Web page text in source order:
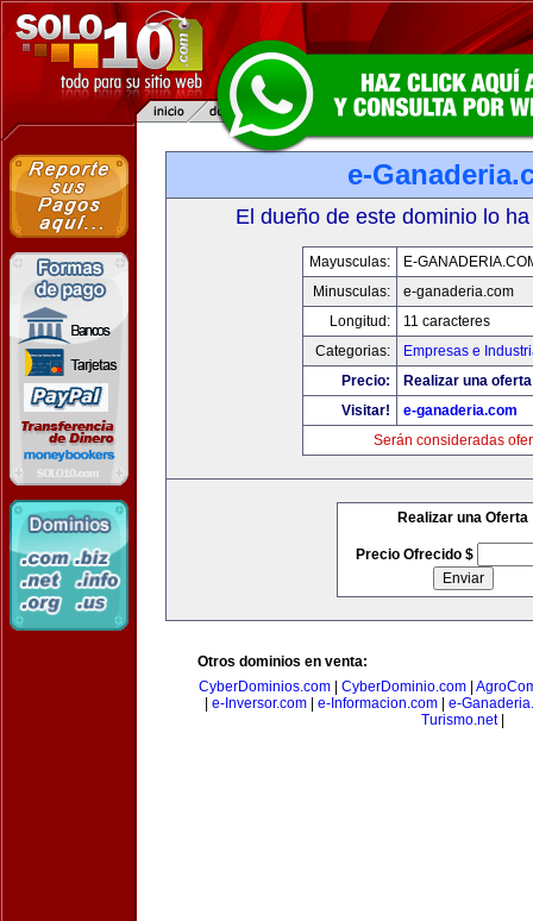
e-
El dueño de este dominio lo
Mayusculas:
E-
Minusculas:
e-ganaderia.com
Longitud:
11 caracteres
Categorias:
Empresas e
Precio:
Realizar una
Visitar!
e-ganaderia.com
Serán consideradas
Realizar una Oferta
Precio Ofrecido $
Otros dominios en venta:
CyberDominios.com| CyberDominio.com|
e-Inversor.com| e-Informacion.com| e-
Turismo.net|